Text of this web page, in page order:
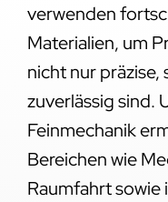
verwenden
Materialien, um
nicht nur
zuverlässig sind.
Feinmechanik
Bereichen wie
Raumfahrt